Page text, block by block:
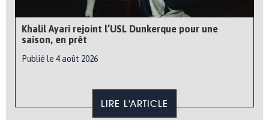
Khalil Ayari rejoint l’USL Dunkerque pour une
saison, en prêt
Publié le 4 août 2026
LIRE L'ARTICLE